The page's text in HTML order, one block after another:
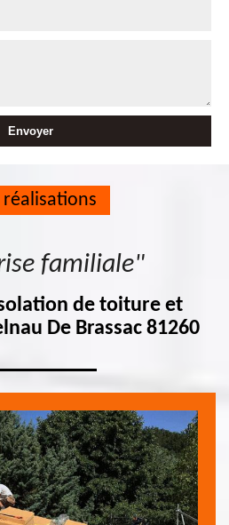
réalisations
familiale"
de toiture et
De Brassac 81260